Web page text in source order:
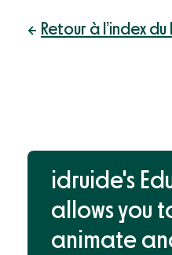
Retour à l’index
idruide's
allows you
animate